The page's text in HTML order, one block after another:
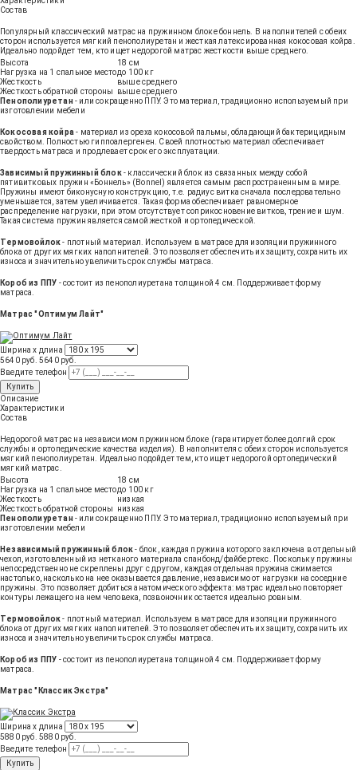
Состав
Популярный классический матрас на пружинном блоке боннель. В наполнителей с обеих
сторон используется мягкий пенополиуретан и жесткая латексированная кокосовая койра.
Идеально подойдет тем, кто ищет недорогой матрас жесткости выше среднего.
Высота
18 см
Нагрузка на 1 спальное местодо 100 кг
Жесткость
выше среднего
Жесткость обратной стороны
выше среднего
Пенополиуретан - или сокращенно ППУ. Это материал, традиционно используемый при
изготовлении мебели
Кокосовая койра- материал из ореха кокосовой пальмы, обладающий бактерицидным
свойством. Полностью гиппоалергенен. Своей плотностью материал обеспечивает
твердость матраса и продлевает срок его эксплуатации.
Зависимый пружинный блок- классический блок из связанных между собой
пятивитковых пружин «Боннель» (Bonnel) является самым распространенным в мире.
Пружины имеют биконусную конструкцию, т.е. радиус витка сначала последовательно
уменьшается, затем увеличивается. Такая форма обеспечивает равномерное
распределение нагрузки, при этом отсутствует соприкосновение витков, трение и шум.
Такая система пружин является самой жесткой и ортопедической.
Термовойлок- плотный материал. Используем в матрасе для изоляции пружинного
блока от других мягких наполнителей. Это позволяет обеспечить их защиту, сохранить их
износа и значительно увеличить срок службы матраса.
Короб из ППУ - состоит из пенополиуретана толщиной 4 см. Поддерживает форму
матраса.
Матрас "Оптимум Лайт"
Ширина х длина
5640 руб. 5640 руб.
Введите телефон
Купить
Описание
Характеристики
Состав
Недорогой матрас на независимом пружинном блоке (гарантирует более долгий срок
службы и ортопедические качества изделия). В наполнителя с обеих сторон используется
мягкий пенополиуретан. Идеально подойдет тем, кто ищет недорогой ортопедический
мягкий матрас.
Высота
18 см
Нагрузка на 1 спальное местодо 100 кг
Жесткость
низкая
Жесткость обратной стороны
низкая
Пенополиуретан - или сокращенно ППУ. Это материал, традиционно используемый при
изготовлении мебели
Независимый пружинный блок- блок, каждая пружина которого заключена в отдельный
чехол, изготовленный из нетканого материала спанбонд/файбертекс. Поскольку пружины
непосредственно не скреплены друг с другом, каждая отдельная пружина сжимается
настолько, насколько на нее оказывается давление, независимо от нагрузки на соседние
пружины. Это позволяет добиться анатомического эффекта: матрас идеально повторяет
контуры лежащего на нем человека, позвоночник остается идеально ровным.
Термовойлок- плотный материал. Используем в матрасе для изоляции пружинного
блока от других мягких наполнителей. Это позволяет обеспечить их защиту, сохранить их
износа и значительно увеличить срок службы матраса.
Короб из ППУ - состоит из пенополиуретана толщиной 4 см. Поддерживает форму
матраса.
Матрас "Классик Экстра"
Ширина х длина
5880 руб. 5880 руб.
Введите телефон
Купить